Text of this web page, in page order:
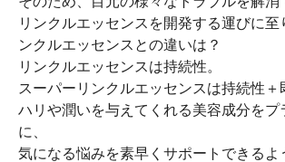
リンクルエッセンスを開発する運びに至
ンクルエッセンスとの違いは？
リンクルエッセンスは持続性。
スーパーリンクルエッセンスは持続性＋
ハリや潤いを与えてくれる美容成分をプ
に、
気になる悩みを素早くサポートできるよ